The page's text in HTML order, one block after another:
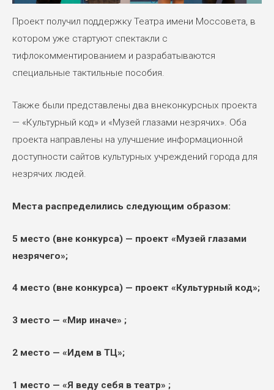
Проект получил поддержку Театра имени Моссовета, в
котором уже стартуют спектакли с
тифлокомментированием и разрабатываются
специальные тактильные пособия.
Также были представлены два внеконкурсных проекта
— «Культурный код» и «Музей глазами незрячих». Оба
проекта направлены на улучшение информационной
доступности сайтов культурных учреждений города для
незрячих людей.
Места распределились следующим образом:
5 место (вне конкурса) — проект «Музей глазами
незрячего»;
4 место (вне конкурса) — проект «Культурный код»;
3 место — «Мир иначе» ;
2 место — «Идем в ТЦ»;
1 место — «Я веду себя в театр» ;